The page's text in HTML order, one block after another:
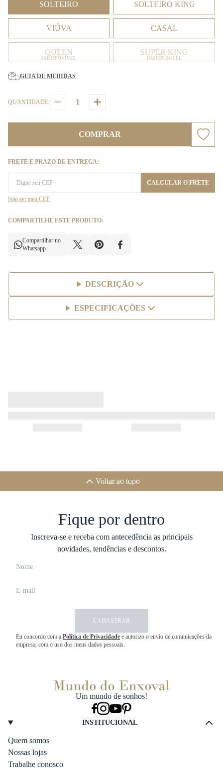
SOLTEIRO SOLTEIRO KING
VIÚVA CASAL
QUEEN
INDISPONÍVEL
SUPER KING
INDISPONÍVEL
GUIA DE MEDIDAS
QUANTIDADE:
COMPRAR
FRETE E PRAZO DE ENTREGA:
CALCULAR O FRETE
Não sei meu CEP
COMPARTILHE ESTE PRODUTO:
Compartilhar no
Whatsapp
DESCRIÇÃO
ESPECIFICAÇÕES
Voltar ao topo
Fique por dentro
Inscreva-se e receba com antecedência as principais
novidades, tendências e descontos.
CADASTRAR
Eu concordo com a Política de Privacidade e autorizo o envio de comunicações da
empresa, com o uso dos meus dados pessoais.
Um mundo de sonhos!
INSTITUCIONAL
Quem somos
Nossas lojas
Trabalhe conosco